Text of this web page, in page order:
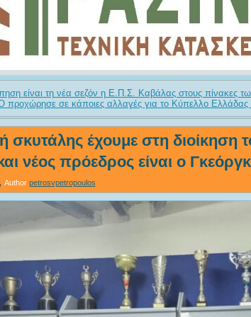
είναι τη νέα σεζόν η Ε.Π.Σ. Καβάλας στους πίνακες
προχώρησε σε κάποιες αλλαγές για το Κύπελλο Ελλάδας
σκυτάλης έχουμε στη διοίκηση
νέος πρόεδρος είναι ο
Author petrosvpetropoulos